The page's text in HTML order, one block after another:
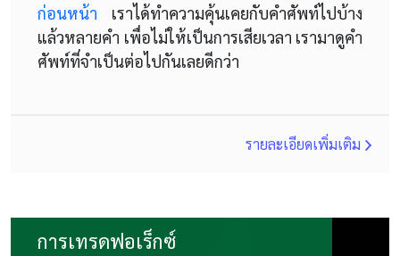
ก่อนหน้า เราได้ทำความคุ้นเคยกับคำศัพท์ไปบ้าง
แล้วหลายคำ เพื่อไม่ให้เป็นการเสียเวลา เรามาดูคำ
ศัพท์ที่จำเป็นต่อไปกันเลยดีกว่า
รายละเอียดเพิ่มเติม
การเทรดฟอเร็กซ์